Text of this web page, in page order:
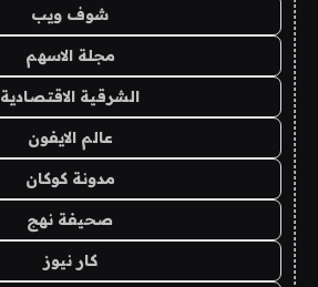
شوف ويب
مجلة الاسهم
الشرقية الاقتصادية
عالم الايفون
مدونة كوكان
صحيفة نهج
كار نيوز